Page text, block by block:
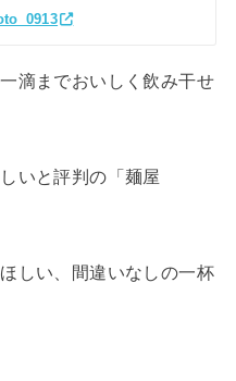
滴までおいしく飲み干せ
いと評判の「麺屋
しい、間違いなしの一杯